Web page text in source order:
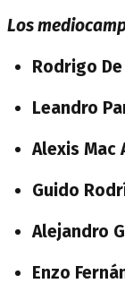
Los
Rodrigo
Leandro
Alexis Mac
Guido
Alejandro
Enzo